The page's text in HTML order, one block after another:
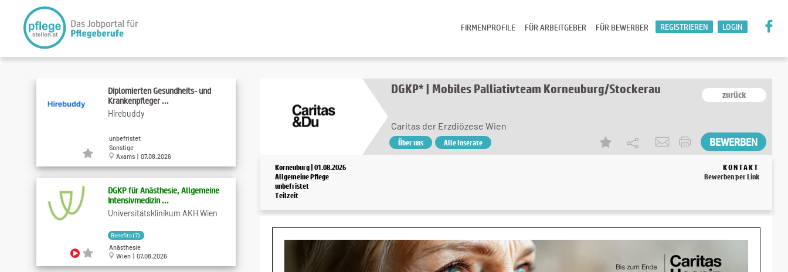
LOGIN
REGISTRIEREN
FÜR BEWERBER
FÜR ARBEITGEBER
FIRMENPROFILE
DGKP* | Mobiles Palliativteam Korneuburg/Stockerau zurück
Caritas der Erzdiözese Wien
Über uns Alle Inserate
Korneuburg | 01.08.2026
Allgemeine Pflege
unbefristet
Teilzeit
KONTAKT
Bewerben per Link
Diplomierten Gesundheits- und
Krankenpfleger ...
Hirebuddy
unbefristet
Sonstige
Axams | 07.08.2026
DGKP für Anästhesie, Allgemeine
Intensivmedizin ...
Universitätsklinikum AKH Wien
Benefits (7)
Anästhesie
Wien | 07.08.2026